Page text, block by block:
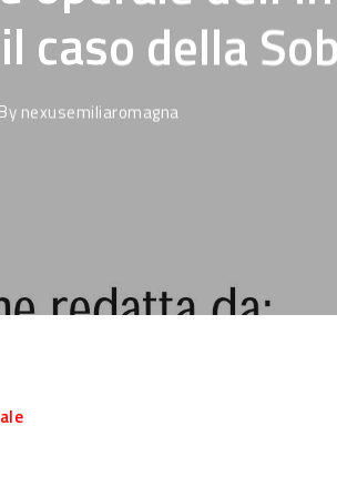
caso della
By nexusemiliaromagna